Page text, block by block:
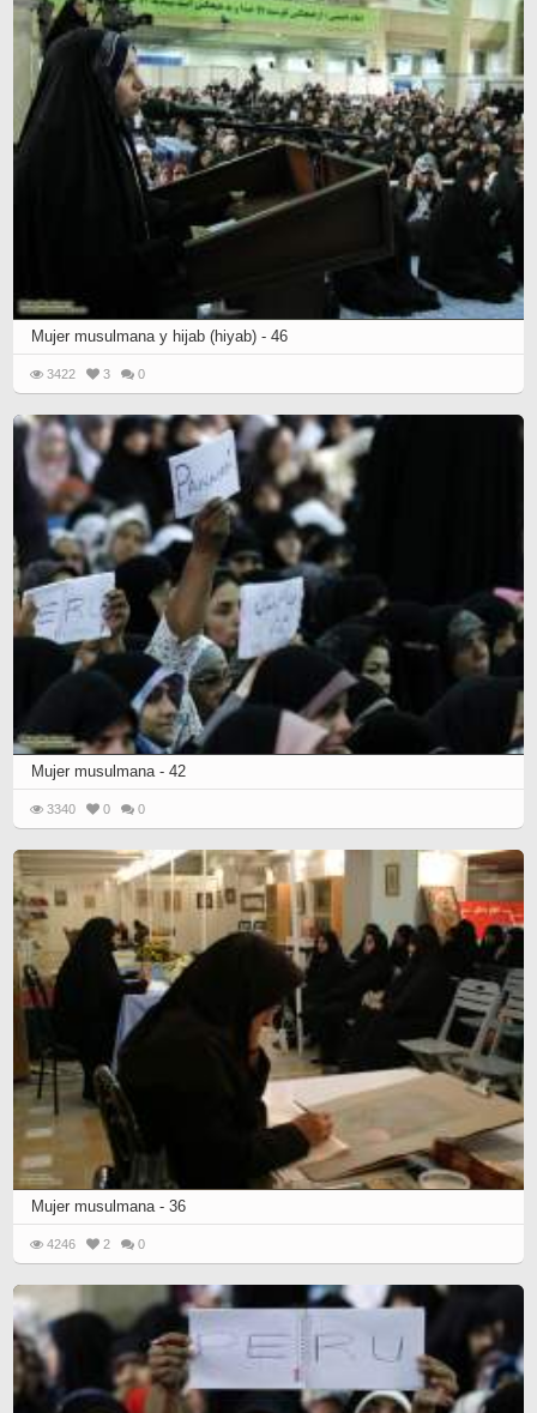
Mujer musulmana y hijab (hiyab) - 46
3422 3 0
Mujer musulmana - 42
3340 0 0
Mujer musulmana - 36
4246 2 0